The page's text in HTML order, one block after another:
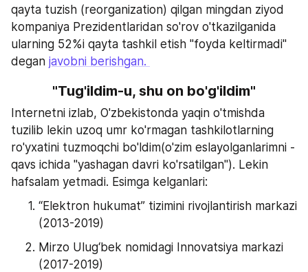
qayta tuzish (reorganization) qilgan mingdan ziyod
kompaniya Prezidentlaridan so'rov o'tkazilganida
ularning 52%i qayta tashkil etish "foyda keltirmadi"
degan javobni berishgan.
"Tug'ildim-u, shu on bo'g'ildim"
Internetni izlab, O'zbekistonda yaqin o'tmishda
tuzilib lekin uzoq umr ko'rmagan tashkilotlarning
ro'yxatini tuzmoqchi bo'ldim(o'zim eslayolganlarimni -
qavs ichida "yashagan davri ko'rsatilgan"). Lekin
hafsalam yetmadi. Esimga kelganlari:
“Elektron hukumat” tizimini rivojlantirish markazi
(2013-2019)
Mirzo Ulug‘bek nomidagi Innovatsiya markazi
(2017-2019)